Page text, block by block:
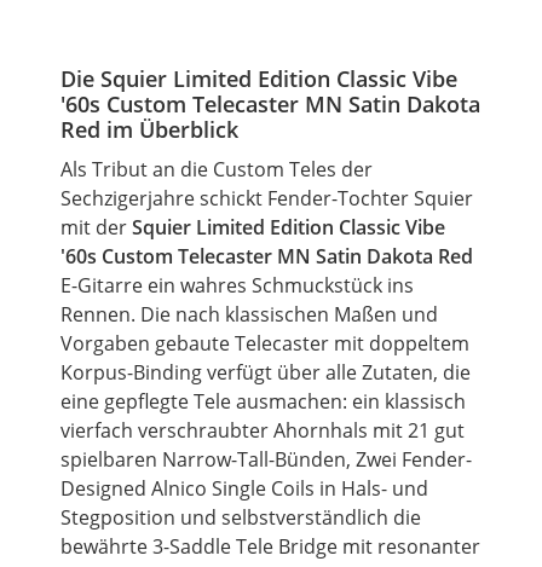
Die Squier Limited Edition Classic Vibe
'60s Custom Telecaster MN Satin Dakota
Red im Überblick
Als Tribut an die Custom Teles der
Sechzigerjahre schickt Fender-Tochter Squier
mit derSquier Limited Edition ClassicVibe
'60s Custom Telecaster MN Satin Dakota Red
E-Gitarre ein wahres Schmuckstück ins
Rennen. Die nach klassischen Maßen und
Vorgaben gebaute Telecaster mit doppeltem
Korpus-Binding verfügt über alle Zutaten, die
eine gepflegte Tele ausmachen: ein klassisch
vierfach verschraubter Ahornhals mit 21 gut
spielbaren Narrow-Tall-Bünden, Zwei Fender-
Designed Alnico Single Coils in Hals- und
Stegposition und selbstverständlich die
bewährte 3-Saddle Tele Bridge mit resonanter